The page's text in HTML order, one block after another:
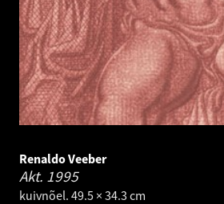
Renaldo Veeber
Akt. 1995
kuivnõel. 49.5 × 34.3 cm